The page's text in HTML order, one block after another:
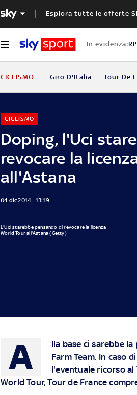
Esplora tutte le offerte
In evidenza:
CICLISMO Giro D'Italia Tour De
Doping, l'Uci
revocare la
all'Astana
CICLISMO
04 dic 2014 - 13:19
L'Uci starebbe pensando di revocare la licenza
World Tour all'Astana (Getty)
A
lla base ci sarebbe
Farm Team. In caso
l'eventuale ricorso al
World Tour, Tour de France